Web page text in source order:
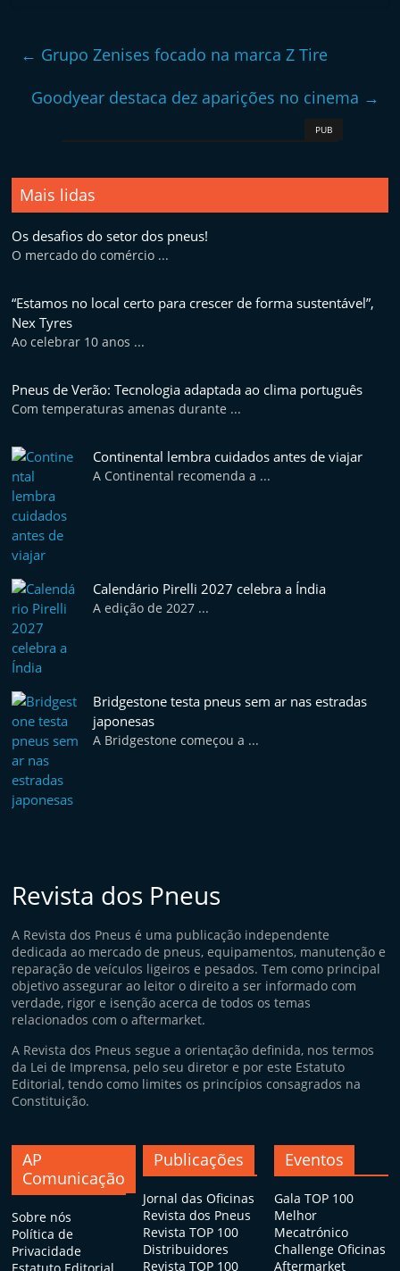
← Grupo Zenises focado na marca Z Tire
Goodyear destaca dez aparições no cinema →
PUB
Mais lidas
Os desafios do setor dos pneus!
O mercado do comércio ...
“Estamos no local certo para crescer de forma sustentável”,
Nex Tyres
Ao celebrar 10 anos ...
Pneus de Verão: Tecnologia adaptada ao clima português
Com temperaturas amenas durante ...
Continental lembra cuidados antes de viajar
A Continental recomenda a ...
Calendário Pirelli 2027 celebra a Índia
A edição de 2027 ...
Bridgestone testa pneus sem ar nas estradas
japonesas
A Bridgestone começou a ...
Revista dos Pneus
A Revista dos Pneus é uma publicação independente
dedicada ao mercado de pneus, equipamentos, manutenção e
reparação de veículos ligeiros e pesados. Tem como principal
objetivo assegurar ao leitor o direito a ser informado com
verdade, rigor e isenção acerca de todos os temas
relacionados com o aftermarket.
A Revista dos Pneus segue a orientação definida, nos termos
da Lei de Imprensa, pelo seu diretor e por este Estatuto
Editorial, tendo como limites os princípios consagrados na
Constituição.
AP
Comunicação
Sobre nós
Política de
Privacidade
Publicações
Jornal das Oficinas
Revista dos Pneus
Revista TOP 100
Distribuidores
Revista TOP 100
Eventos
Gala TOP 100
Melhor
Mecatrónico
Challenge Oficinas
Aftermarket